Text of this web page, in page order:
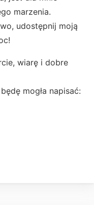
marzenia.
udostępnij moją
wiarę i dobre
mogła napisać: